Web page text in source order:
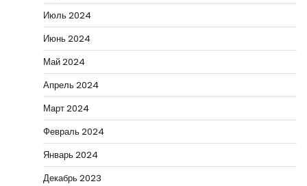
Июль 2024
Июнь 2024
Май 2024
Апрель 2024
Март 2024
Февраль 2024
Январь 2024
Декабрь 2023